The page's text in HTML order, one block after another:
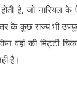
है, जो नारियल
के कुछ राज्य भी
वहां की मिट्टी
है।